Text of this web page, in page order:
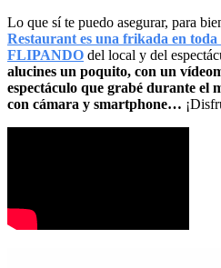
Lo que sí te puedo asegurar, para
Restaurant es una frikada en toda
FLIPANDO del local y del
alucines un poquito, con un
espectáculo que grabé durante el
con cámara y smartphone…